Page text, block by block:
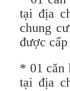
tại địa
chung
được
* 01 căn
tại địa